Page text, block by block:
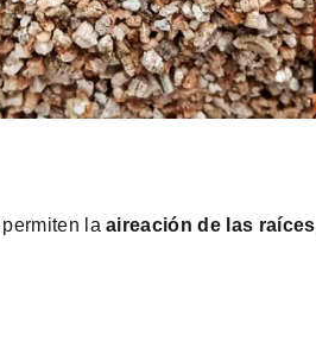
permiten laaireación de las raíces